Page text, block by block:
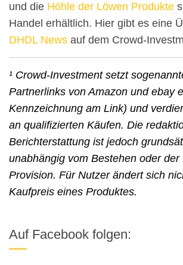
und die Höhle der Löwen Produkte
Handel erhältlich. Hier gibt es eine
DHDL News auf dem Crowd-
¹ Crowd-Investment setzt
Partnerlinks von Amazon und ebay
Kennzeichnung am Link) und
an qualifizierten Käufen. Die
Berichterstattung ist jedoch
unabhängig vom Bestehen oder der
Provision. Für Nutzer ändert sich
Kaufpreis eines Produktes.
Auf Facebook folgen: